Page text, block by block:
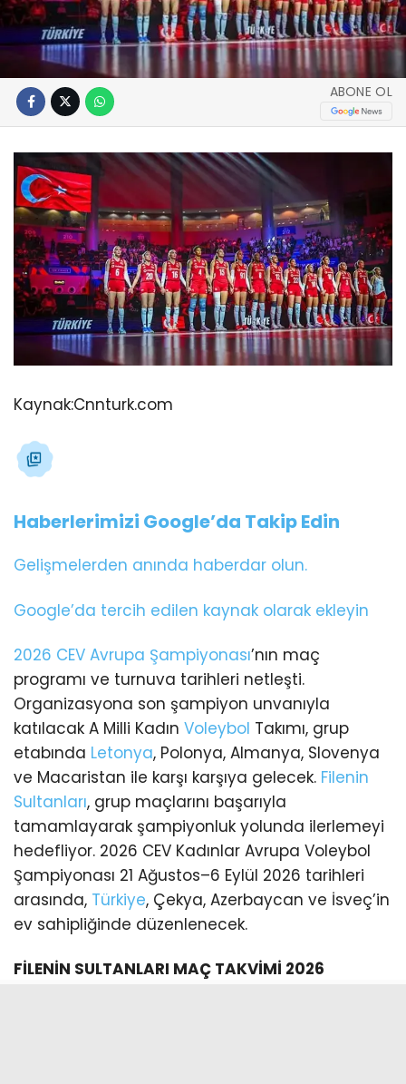
ABONE OL
Kaynak:Cnnturk.com
Haberlerimizi Google’da Takip Edin
Gelişmelerden anında haberdar olun.
Google’da tercih edilen kaynak olarak ekleyin
2026 CEV Avrupa Şampiyonası’nın maç
programı ve turnuva tarihleri netleşti.
Organizasyona son şampiyon unvanıyla
katılacak A Milli Kadın Voleybol Takımı, grup
etabında Letonya, Polonya, Almanya, Slovenya
ve Macaristan ile karşı karşıya gelecek. Filenin
Sultanları, grup maçlarını başarıyla
tamamlayarak şampiyonluk yolunda ilerlemeyi
hedefliyor. 2026 CEV Kadınlar Avrupa Voleybol
Şampiyonası 21 Ağustos–6 Eylül 2026 tarihleri
arasında, Türkiye, Çekya, Azerbaycan ve İsveç’in
ev sahipliğinde düzenlenecek.
FİLENİN SULTANLARI MAÇ TAKVİMİ 2026